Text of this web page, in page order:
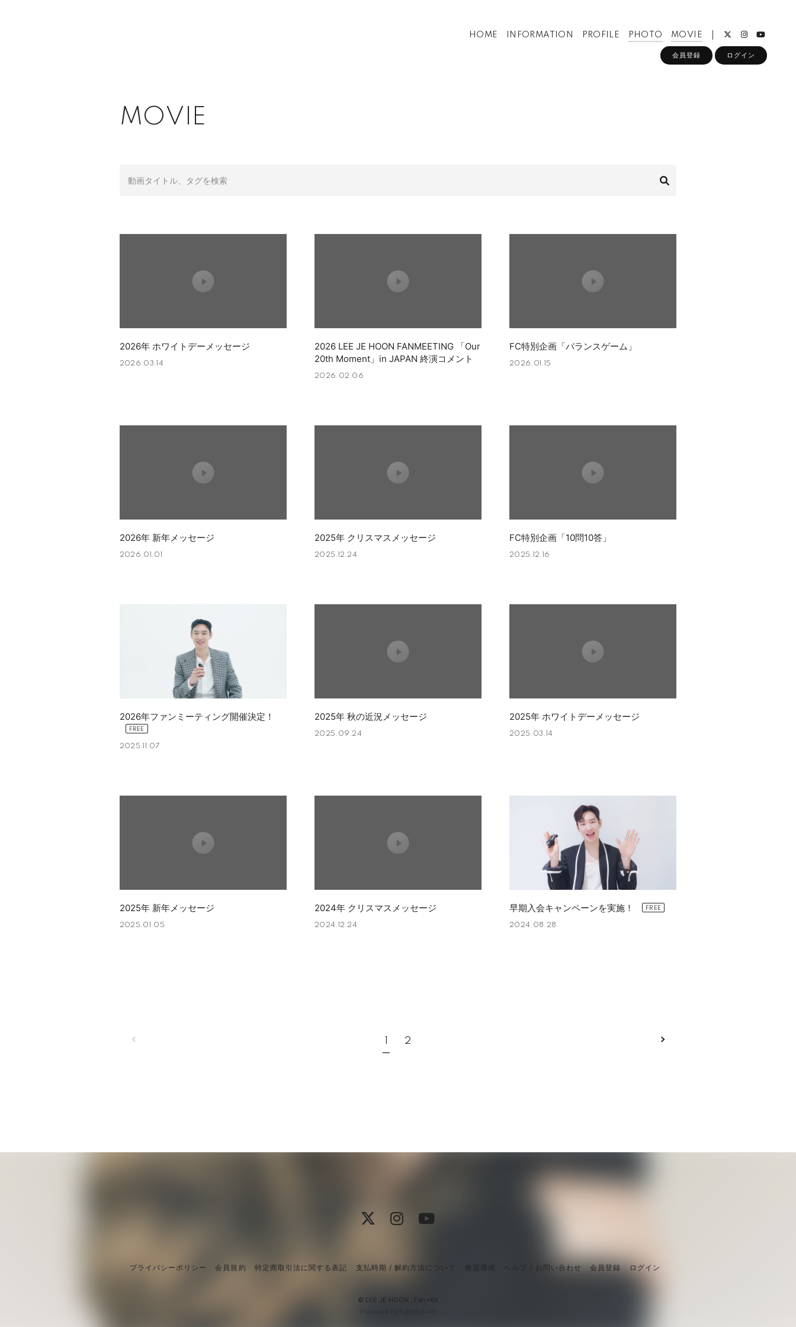
HOME INFORMATION PROFILE PHOTO MOVIE
会員登録 ログイン
MOVIE
2026年 ホワイトデーメッセージ
2026.03.14
2026 LEE JE HOON FANMEETING 「Our
20th Moment」in JAPAN 終演コメント
2026.02.06
FC特別企画「バランスゲーム」
2026.01.15
2026年 新年メッセージ
2026.01.01
2025年 クリスマスメッセージ
2025.12.24
FC特別企画「10問10答」
2025.12.16
2026年ファンミーティング開催決定！
2025.11.07
2025年 秋の近況メッセージ
2025.09.24
2025年 ホワイトデーメッセージ
2025.03.14
2025年 新年メッセージ
2025.01.05
2024年 クリスマスメッセージ
2024.12.24
早期入会キャンペーンを実施！
2024.08.28
2
プライバシーポリシー 会員規約 特定商取引法に関する表記 支払時期 / 解約方法について 推奨環境 ヘルプ / お問い合わせ 会員登録 ログイン
© LEE JE HOON , Fan+Kit